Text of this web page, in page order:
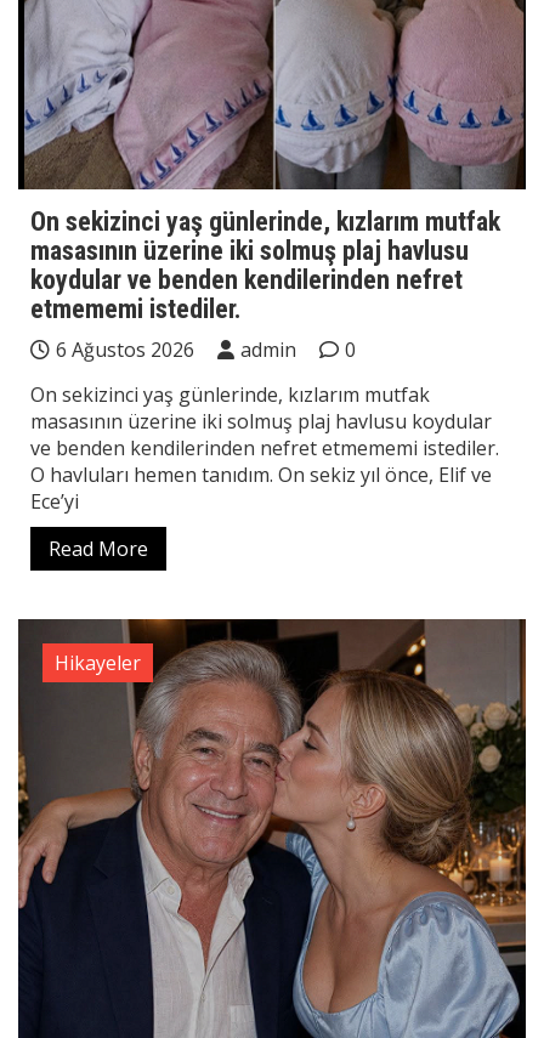
On sekizinci yaş günlerinde, kızlarım mutfak
masasının üzerine iki solmuş plaj havlusu
koydular ve benden kendilerinden nefret
etmememi istediler.
6 Ağustos 2026 admin
0
On sekizinci yaş günlerinde, kızlarım mutfak
masasının üzerine iki solmuş plaj havlusu koydular
ve benden kendilerinden nefret etmememi istediler.
O havluları hemen tanıdım. On sekiz yıl önce, Elif ve
Ece’yi
Read More
Hikayeler